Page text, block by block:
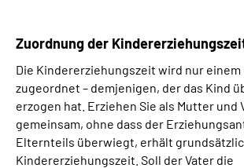
Zuordnung der
Die Kindererziehungszeit wird nur
zugeordnet – demjenigen, der das Kind
erzogen hat. Erziehen Sie als Mutter und
gemeinsam, ohne dass der
Elternteils überwiegt, erhält
Kindererziehungszeit. Soll der Vater die